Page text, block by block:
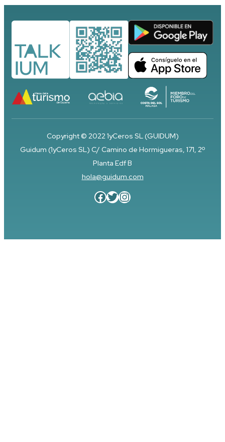
Copyright © 2022 1yCeros SL (GUIDUM)
Guidum (1yCeros SL) C/ Camino de Hormigueras, 171, 2º
Planta Edf B
hola@guidum.com
Facebook Twitter Instagram